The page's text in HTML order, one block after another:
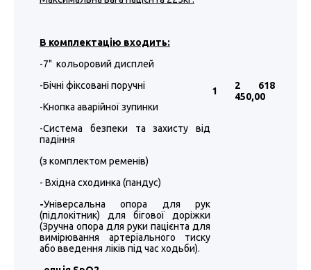
В комплектацію входить:
-7" кольоровий дисплей
-Бічні фіксовані поручні
-Кнопка аварійної зупинки
-Система безпеки та захисту від
падіння
(з комплектом ременів)
- Вхідна сходинка (пандус)
-Універсальна опора для рук
(підлокітник) для бігової доріжки
(Зручна опора для руки пацієнта для
вимірювання артеріального тиску
або введення ліків під час ходьби).
1
2 618
450,00